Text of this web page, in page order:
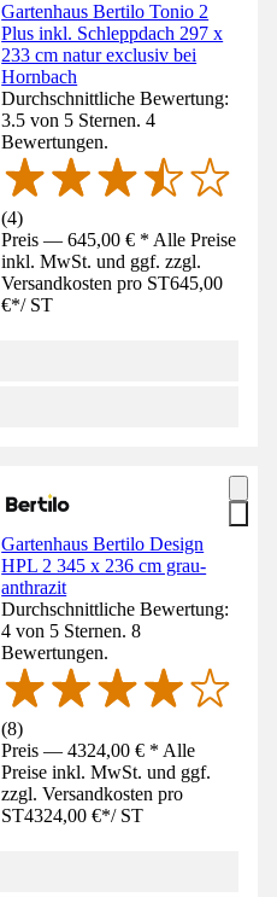
Gartenhaus Bertilo Tonio 2
Plus inkl. Schleppdach 297 x
233 cm natur exclusiv bei
Hornbach
Durchschnittliche Bewertung:
3.5 von 5 Sternen. 4
Bewertungen.
(4)
Preis — 645,00 € * Alle Preise
inkl. MwSt. und ggf. zzgl.
Versandkosten pro ST645,00
€*/ ST
Gartenhaus Bertilo Design
HPL 2 345 x 236 cm grau-
anthrazit
Durchschnittliche Bewertung:
4 von 5 Sternen. 8
Bewertungen.
(8)
Preis — 4324,00 € * Alle
Preise inkl. MwSt. und ggf.
zzgl. Versandkosten pro
ST4324,00 €*/ ST